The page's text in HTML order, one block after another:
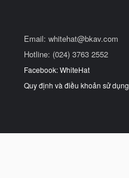
Email: whitehat@bkav.com
Hotline: (024) 3763 2552
Facebook: WhiteHat
Quy định và điều khoản sử dụng